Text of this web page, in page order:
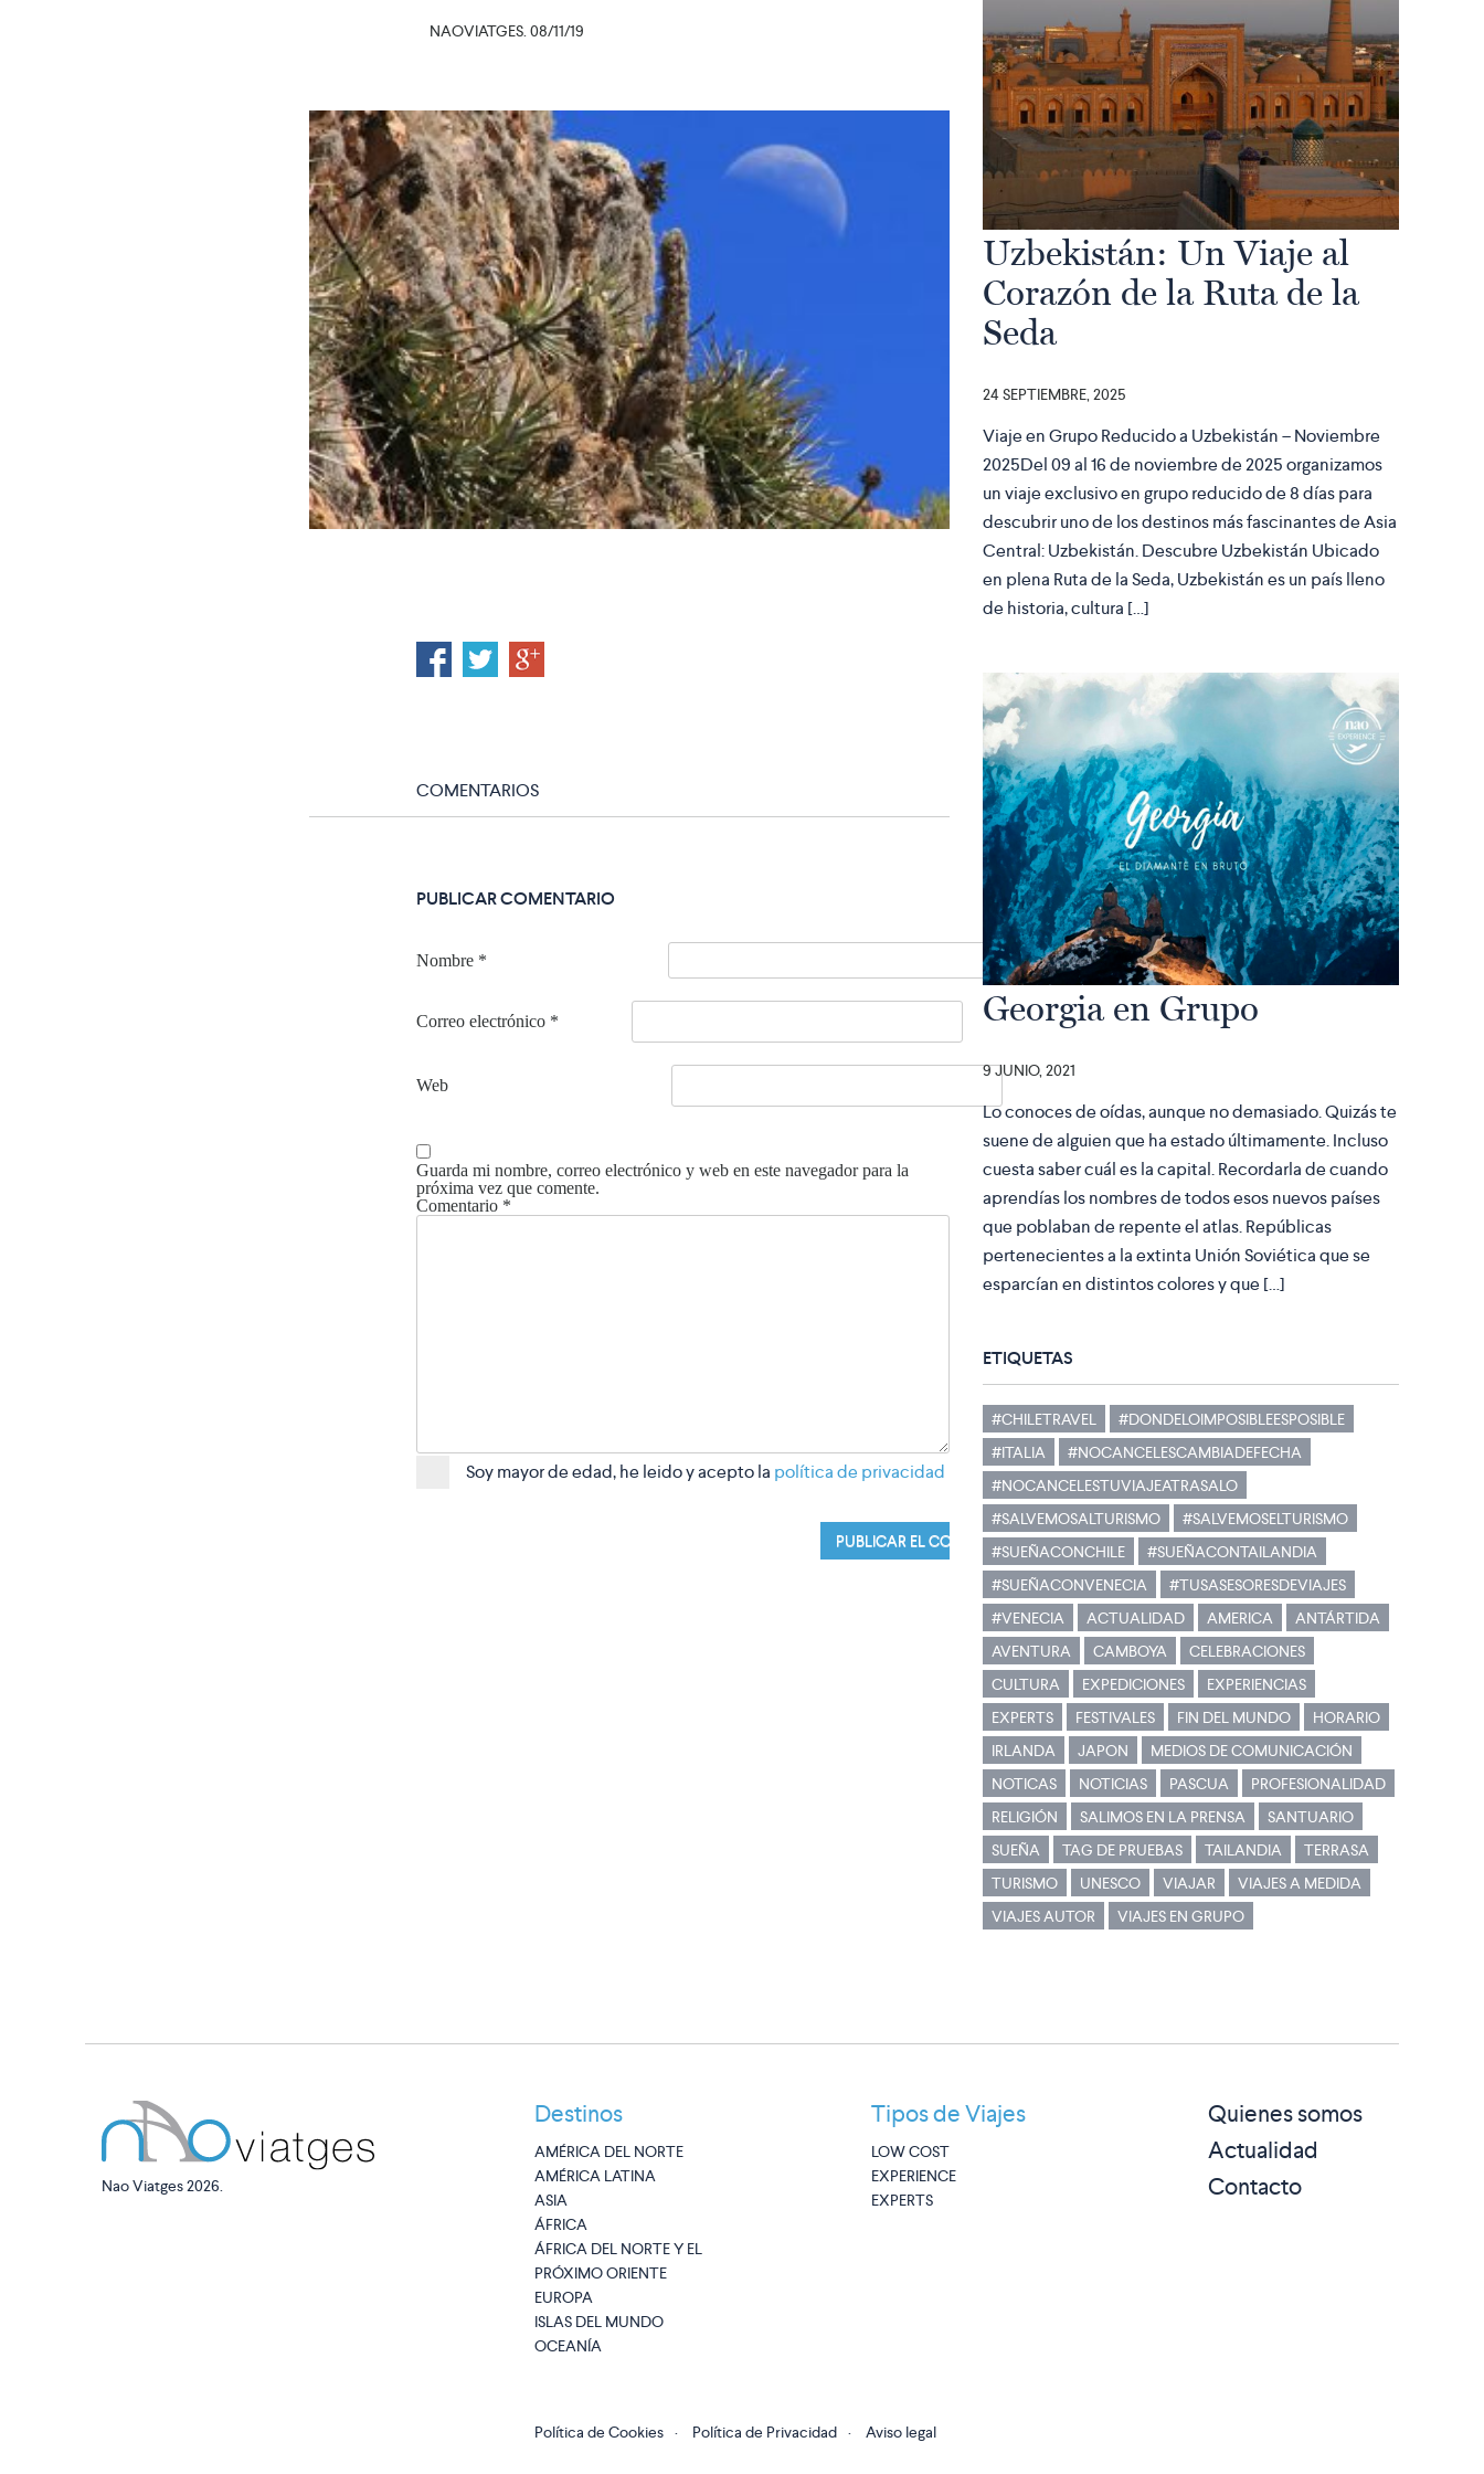
NAOVIATGES. 08/11/19
COMENTARIOS
PUBLICAR COMENTARIO
Nombre *
Correo electrónico *
Web
Guarda mi nombre, correo electrónico y web en este navegador para la
próxima vez que comente.
Comentario *
Soy mayor de edad, he leido y acepto la política de privacidad
Uzbekistán: Un Viaje al
Corazón de la Ruta de la
Seda
24 SEPTIEMBRE, 2025
Viaje en Grupo Reducido a Uzbekistán – Noviembre
2025Del 09 al 16 de noviembre de 2025 organizamos
un viaje exclusivo en grupo reducido de 8 días para
descubrir uno de los destinos más fascinantes de Asia
Central: Uzbekistán. Descubre Uzbekistán Ubicado
en plena Ruta de la Seda, Uzbekistán es un país lleno
de historia, cultura […]
Georgia en Grupo
9 JUNIO, 2021
Lo conoces de oídas, aunque no demasiado. Quizás te
suene de alguien que ha estado últimamente. Incluso
cuesta saber cuál es la capital. Recordarla de cuando
aprendías los nombres de todos esos nuevos países
que poblaban de repente el atlas. Repúblicas
pertenecientes a la extinta Unión Soviética que se
esparcían en distintos colores y que […]
ETIQUETAS
#CHILETRAVEL
#DONDELOIMPOSIBLEESPOSIBLE
#ITALIA
#NOCANCELESCAMBIADEFECHA
#NOCANCELESTUVIAJEATRASALO
#SALVEMOSALTURISMO
#SALVEMOSELTURISMO
#SUEÑACONCHILE
#SUEÑACONTAILANDIA
#SUEÑACONVENECIA
#TUSASESORESDEVIAJES
#VENECIA
ACTUALIDAD AMERICA
ANTÁRTIDA
AVENTURA
CAMBOYA
CELEBRACIONES
CULTURA
EXPEDICIONES
EXPERIENCIAS
EXPERTS
FESTIVALES FIN DEL MUNDO
HORARIO
IRLANDA
JAPON
MEDIOS DE COMUNICACIÓN
NOTICAS
NOTICIAS PASCUA
PROFESIONALIDAD
RELIGIÓN
SALIMOS EN LA PRENSA
SANTUARIO
SUEÑA
TAG DE PRUEBAS TAILANDIA
TERRASA
TURISMO
UNESCO VIAJAR
VIAJES A MEDIDA
VIAJES AUTOR
VIAJES EN GRUPO
Nao Viatges 2026.
Destinos
AMÉRICA DEL NORTE
AMÉRICA LATINA
ASIA
ÁFRICA
ÁFRICA DEL NORTE Y EL
PRÓXIMO ORIENTE
EUROPA
ISLAS DEL MUNDO
OCEANÍA
Tipos de Viajes
LOW COST
EXPERIENCE
EXPERTS
Quienes somos
Actualidad
Contacto
Política de Cookies · Política de Privacidad · Aviso legal